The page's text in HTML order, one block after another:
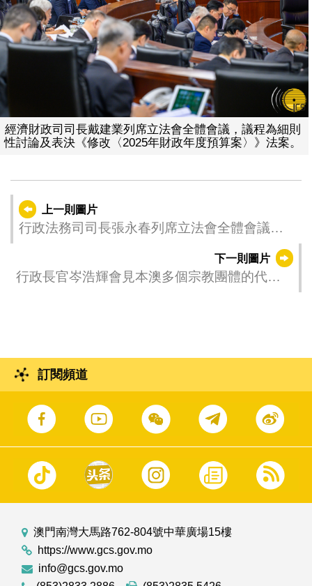
經濟財政司司長戴建業列席立法會全體會議，議程為細則
性討論及表決《修改〈2025年財政年度預算案〉》法案。
上一則圖片
行政法務司司長張永春列席立法會全體會議，
議程為細則性討論及表決《修改〈澳門公共行
政工作人員通則〉及相關法規》法案和《修改
第15/2009號法律〈領導及主管人員通則的基本
下一則圖片
行政長官岑浩輝會見本澳多個宗教團體的代
訂閱頻道
澳門南灣大馬路762-804號中華廣場15樓
https://www.gcs.gov.mo
info@gcs.gov.mo